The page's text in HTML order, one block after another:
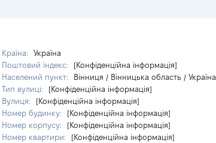
Країна:
Україна
Поштовий індекс:
[Конфіденційна інформація]
Населений пункт:
Вінниця / Вінницька область / Україна
Тип вулиці:
[Конфіденційна інформація]
Вулиця:
[Конфіденційна інформація]
Номер будинку:
[Конфіденційна інформація]
Номер корпусу:
[Конфіденційна інформація]
Номер квартири:
[Конфіденційна інформація]